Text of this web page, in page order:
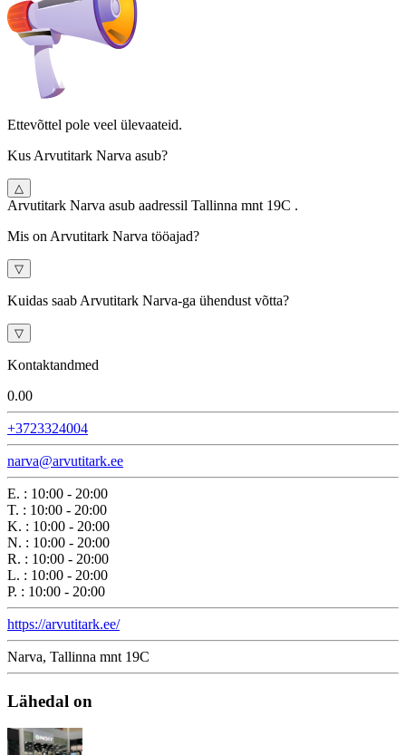
Ettevõttel pole veel ülevaateid.
Kus Arvutitark Narva asub?
△
Arvutitark Narva asub aadressil Tallinna mnt 19C .
Mis on Arvutitark Narva tööajad?
▽
Kuidas saab Arvutitark Narva-ga ühendust võtta?
▽
Kontaktandmed
0.00
+3723324004
narva@arvutitark.ee
E. : 10:00 - 20:00
T. : 10:00 - 20:00
K. : 10:00 - 20:00
N. : 10:00 - 20:00
R. : 10:00 - 20:00
L. : 10:00 - 20:00
P. : 10:00 - 20:00
https://arvutitark.ee/
Narva, Tallinna mnt 19C
Lähedal on